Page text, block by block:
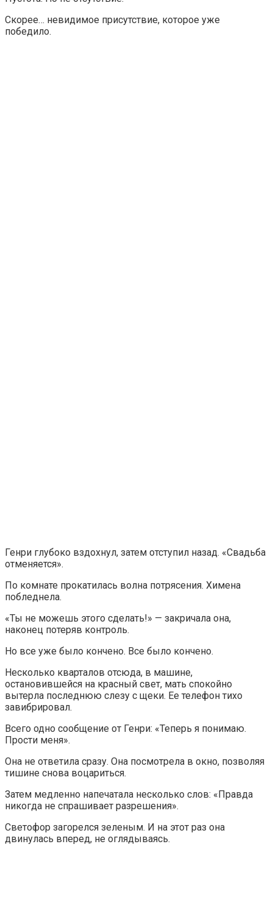
Скорее… невидимое присутствие, которое уже
победило.
Генри глубоко вздохнул, затем отступил назад. «Свадьба
отменяется».
По комнате прокатилась волна потрясения. Химена
побледнела.
«Ты не можешь этого сделать!» — закричала она,
наконец потеряв контроль.
Но все уже было кончено. Все было кончено.
Несколько кварталов отсюда, в машине,
остановившейся на красный свет, мать спокойно
вытерла последнюю слезу с щеки. Ее телефон тихо
завибрировал.
Всего одно сообщение от Генри: «Теперь я понимаю.
Прости меня».
Она не ответила сразу. Она посмотрела в окно, позволяя
тишине снова воцариться.
Затем медленно напечатала несколько слов: «Правда
никогда не спрашивает разрешения».
Светофор загорелся зеленым. И на этот раз она
двинулась вперед, не оглядываясь.